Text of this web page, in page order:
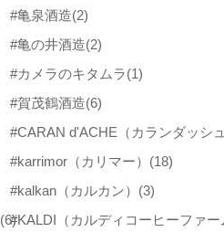
#亀泉酒造(2)
#亀の井酒造(2)
#カメラのキタムラ(1)
#賀茂鶴酒造(6)
#CARAN d'ACHE（カランダッシ
#karrimor（カリマー） (18)
#kalkan（カルカン） (3)
(6)#KALDI（カルディコーヒーファー